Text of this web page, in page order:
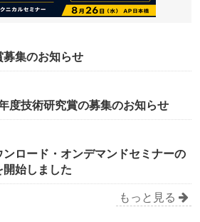
募集のお知らせ
度技術研究賞の募集のお知らせ
ンロード・オンデマンドセミナーの
開始しました
もっと見る